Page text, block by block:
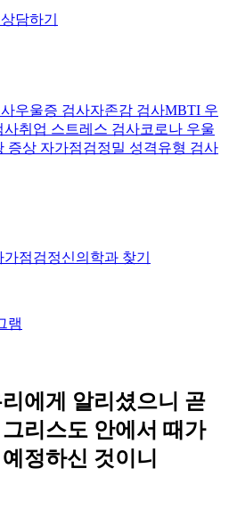
상담하기
우울증 검사자존감 검사MBTI 우
사취업 스트레스 검사코로나 우울
증상 자가점검정밀 성격유형 검사
가점검정신의학과 찾기
램
에게 알리셨으니 곧
리스도 안에서 때가
정하신 것이니